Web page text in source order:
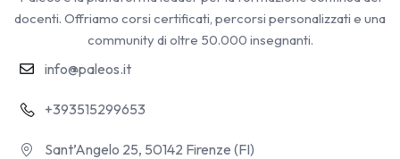
docenti. Offriamo corsi certificati, percorsi personalizzati e una
community di oltre 50.000 insegnanti.
info@paleos.it
+393515299653
Sant’Angelo 25, 50142 Firenze (FI)